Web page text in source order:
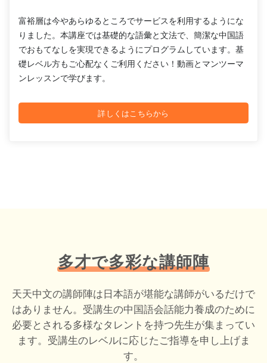
富裕層は今やあらゆるところでサービスを利用するようにな
りました。本講座では基礎的な語彙と文法で、簡潔な中国語
でおもてなしを実現できるようにプログラムしています。基
礎レベル方もご心配なくご利用ください！動画とマンツーマ
ンレッスンで学びます。
詳しくはこちらから
多才で多彩な講師陣
天天中文の講師陣は日本語が堪能な講師がいるだけで
はありません。受講生の中国語会話能力養成のために
必要とされる多様なタレントを持つ先生が集まってい
ます。受講生のレベルに応じたご指導を申し上げま
す。